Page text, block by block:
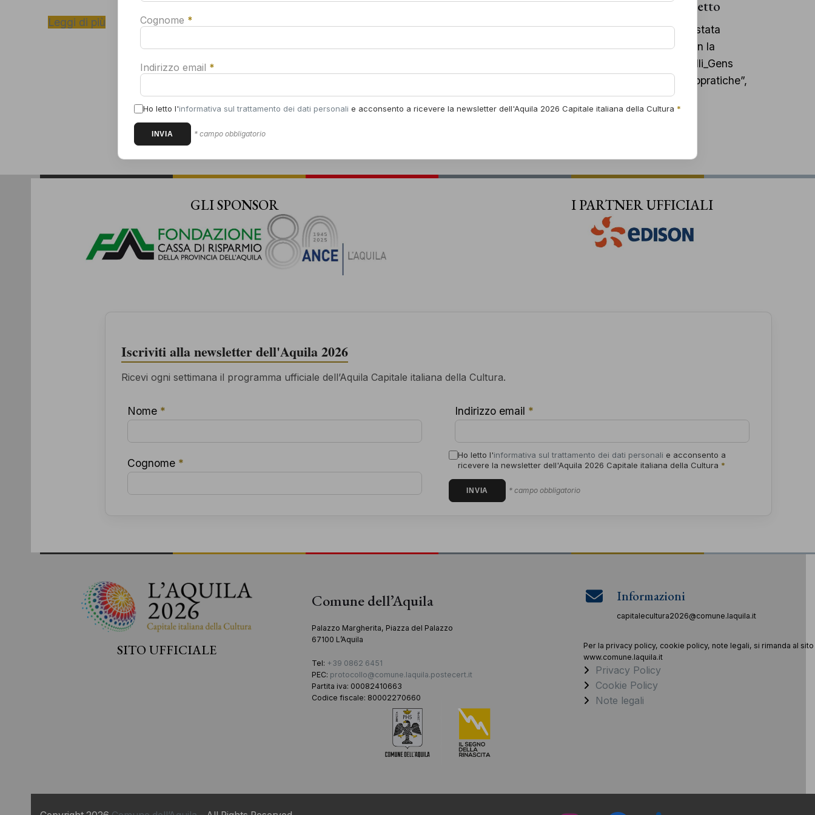
correttamente.
Leggi di più
dibattito con la Fondazione di Michelangelo Pistoletto
La città dell’Aquila, Capitale Italiana della Cultura 2026, è stata
protagonista alla Biennale Architettura di Venezia 2025 con la
partecipazione del sindaco Pierluigi Biondi all’evento “Intelli_Gens
Demopratica – Meeting dei Coordinatori delle Opere Demopratiche”,
promosso da Cittadellarte – Fondazione Pistoletto…
GLI SPONSOR I PARTNER UFFICIALI
Iscriviti alla newsletter dell'Aquila 2026
Ricevi ogni settimana il programma ufficiale dell’Aquila Capitale italiana della Cultura.
Nome *
Cognome *
Indirizzo email *
Ho letto l'informativa sul trattamento dei dati personali e acconsento a
ricevere la newsletter dell'Aquila 2026 Capitale italiana della Cultura *
* campo obbligatorio
SITO UFFICIALE
Comune dell’Aquila
Palazzo Margherita, Piazza del Palazzo
67100 L’Aquila
Tel: +39 0862 6451
PEC: protocollo@comune.laquila.postecert.it
Partita iva: 00082410663
Codice fiscale: 80002270660
Informazioni
capitalecultura2026@comune.laquila.it
Per la privacy policy, cookie policy, note legali, si rimanda al sito
www.comune.laquila.it
Privacy Policy
Cookie Policy
Note legali
Cognome *
Indirizzo email *
Ho letto l'informativa sul trattamento dei dati personali e acconsento a ricevere la newsletter dell'Aquila 2026 Capitale italiana della Cultura *
* campo obbligatorio